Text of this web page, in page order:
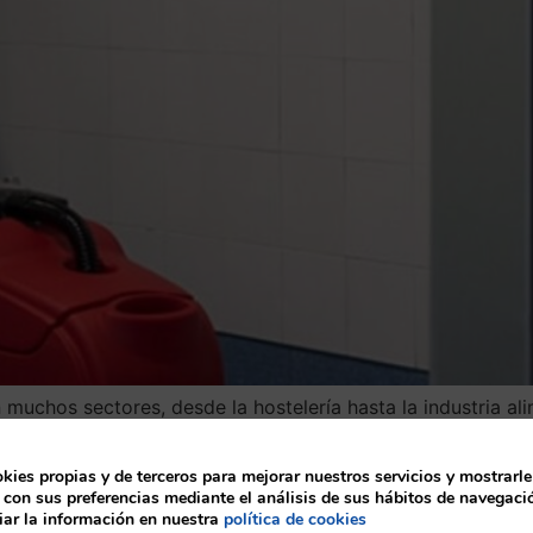
sectores, desde la hostelería hasta la industria
con maquinaria de limpieza adecuada es
industrial es a través de […]
maquinaria de
propias y de terceros para mejorar nuestros servicios y
sus preferencias mediante el análisis de sus hábitos de
la información en nuestra política de cookies